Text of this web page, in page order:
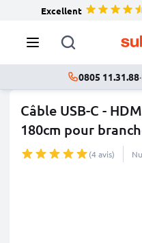
Excellent
0805 11.31.88·
Câble USB-C -
180cm pour
(4 avis)